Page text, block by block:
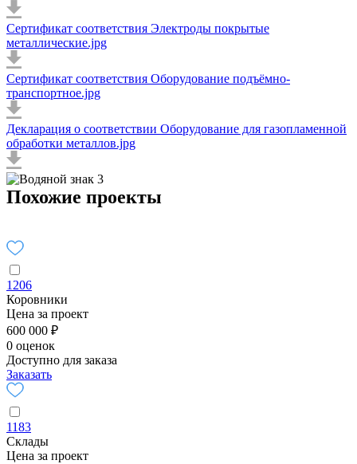
Сертификат соответствия Электроды покрытые
металлические.jpg
Сертификат соответствия Оборудование подъёмно-
транспортное.jpg
Декларация о соответствии Оборудование для газопламенной
обработки металлов.jpg
Похожие проекты
1206
Коровники
Цена за проект
600 000 ₽
0 оценок
Доступно для заказа
Заказать
1183
Склады
Цена за проект